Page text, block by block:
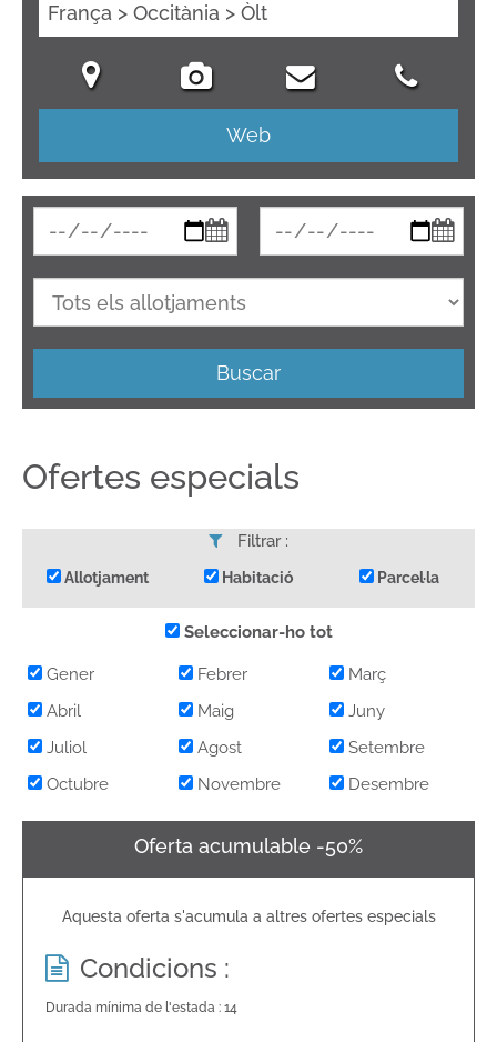
França > Occitània > Òlt
Web
Buscar
Ofertes especials
Filtrar :
Allotjament Habitació Parcel·la
Seleccionar-ho tot
Gener Febrer
Març
Abril
Maig
Juny
Juliol
Agost
Setembre
Octubre
Novembre Desembre
Oferta acumulable -50%
Aquesta oferta s'acumula a altres ofertes especials
Condicions :
Durada mínima de l'estada : 14